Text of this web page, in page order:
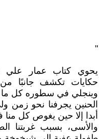
"
يحوي كتاب عمار علي
حكايات تكشف جانبًا من
وينجلي في سطوره كل ما
الحنين يجرفنا نحو زمن
أبدا إلا حين يغوص كل
والأسى، بسبب غربتنا